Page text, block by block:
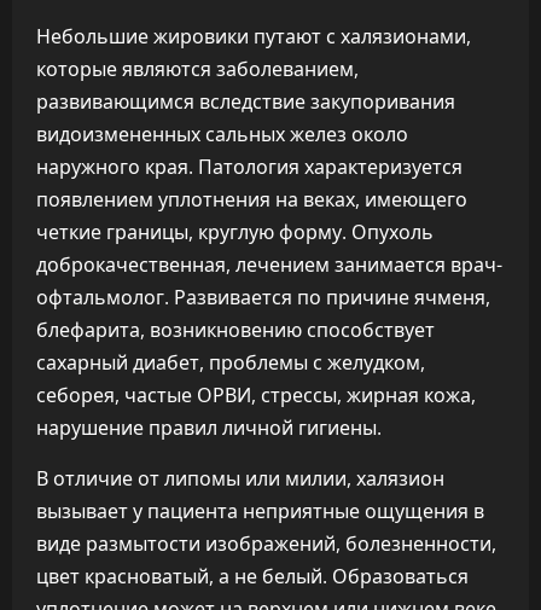
Небольшие жировики путают с халязионами,
которые являются заболеванием,
развивающимся вследствие закупоривания
видоизмененных сальных желез около
наружного края. Патология характеризуется
появлением уплотнения на веках, имеющего
четкие границы, круглую форму. Опухоль
доброкачественная, лечением занимается врач-
офтальмолог. Развивается по причине ячменя,
блефарита, возникновению способствует
сахарный диабет, проблемы с желудком,
себорея, частые ОРВИ, стрессы, жирная кожа,
нарушение правил личной гигиены.
В отличие от липомы или милии, халязион
вызывает у пациента неприятные ощущения в
виде размытости изображений, болезненности,
цвет красноватый, а не белый. Образоваться